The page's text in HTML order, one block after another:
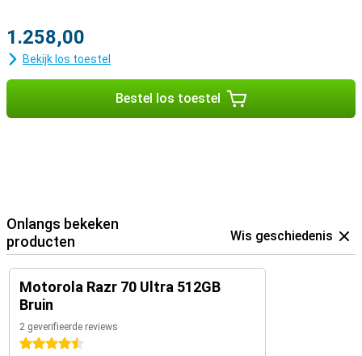
1.258,00
Bekijk los toestel
Bestel los toestel
Onlangs bekeken
producten
Wis geschiedenis
Motorola Razr 70 Ultra 512GB
Bruin
2 geverifieerde reviews
4.5 sterren